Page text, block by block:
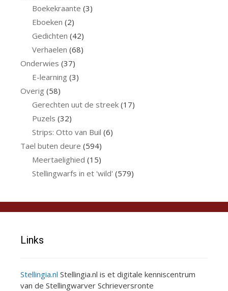
Boekekraante (3)
Eboeken (2)
Gedichten (42)
Verhaelen (68)
Onderwies (37)
E-learning (3)
Overig (58)
Gerechten uut de streek(17)
Puzels (32)
Strips: Otto van Buil (6)
Tael buten deure (594)
Meertaelighied (15)
Stellingwarfs in et 'wild' (579)
Links
Stellingia.nl Stellingia.nl is et digitale kenniscentrum
van de Stellingwarver Schrieversronte